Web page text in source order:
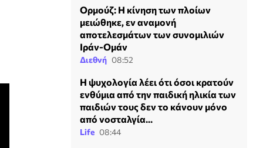
Ορμούζ: Η κίνηση των πλοίων
μειώθηκε, εν αναμονή
αποτελεσμάτων των συνομιλιών
Ιράν-Ομάν
Διεθνή 08:52
Η ψυχολογία λέει ότι όσοι κρατούν
ενθύμια από την παιδική ηλικία των
παιδιών τους δεν το κάνουν μόνο
από νοσταλγία...
Life 08:44